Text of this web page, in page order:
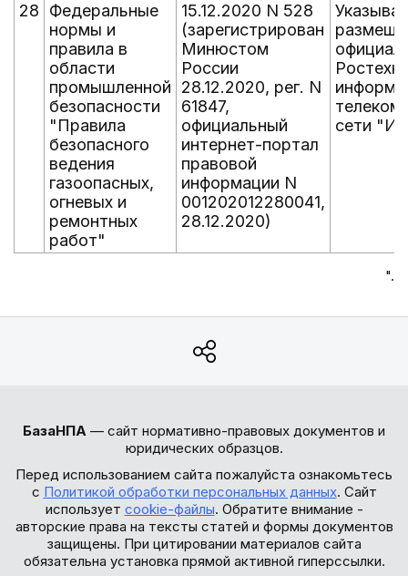
28
Федеральные
нормы и
правила в
области
промышленной
безопасности
"Правила
безопасного
ведения
газоопасных,
огневых и
ремонтных
работ"
15.12.2020 N 528
(зарегистрирован
Минюстом
России
28.12.2020, рег. N
61847,
официальный
интернет-портал
правовой
информации N
001202012280041,
28.12.2020)
сети
".
БазаНПА — сайт нормативно-правовых документов и
юридических образцов.
Перед использованием сайта пожалуйста ознакомьтесь
с Политикой обработки персональных данных. Сайт
использует cookie-файлы. Обратите внимание -
авторские права на тексты статей и формы документов
защищены. При цитировании материалов сайта
обязательна установка прямой активной гиперссылки.